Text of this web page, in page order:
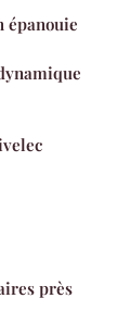
épanouie
près